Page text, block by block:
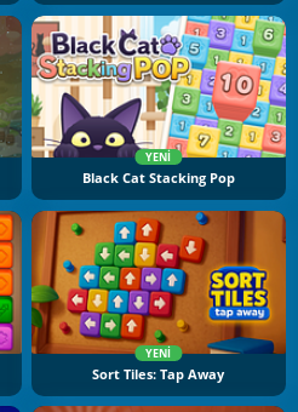
YENI
Black Cat Stacking Pop
YENI
Sort Tiles: Tap Away